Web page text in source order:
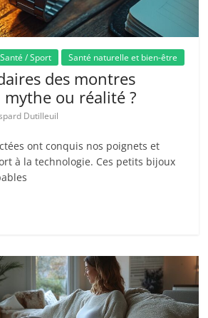
Santé / Sport Santé naturelle et bien-être
des montres
mythe ou réalité ?
Dutilleuil
ont conquis nos poignets et
à la technologie. Ces petits bijoux